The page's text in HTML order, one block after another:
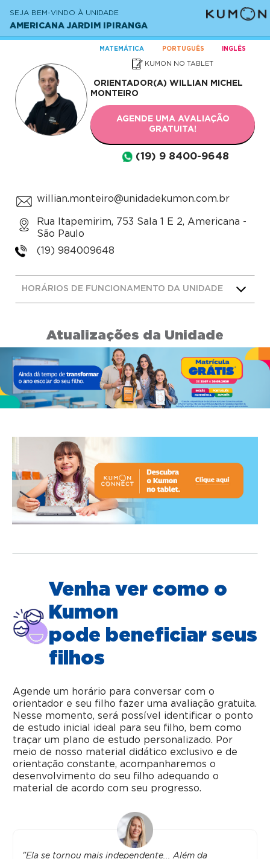
SEJA BEM-VINDO À UNIDADE
AMERICANA JARDIM IPIRANGA
MATEMÁTICA PORTUGUÊS INGLÊS
KUMON NO TABLET
ORIENTADOR(A) WILLIAN MICHEL
MONTEIRO
AGENDE UMA AVALIAÇÃO
GRATUITA!
(19) 9 8400-9648
willian.monteiro@unidadekumon.com.br
Rua Itapemirim, 753 Sala 1 E 2, Americana -
São Paulo
(19) 984009648
HORÁRIOS DE FUNCIONAMENTO DA UNIDADE
Atualizações da Unidade
Venha ver como o
Kumon
pode beneficiar seus
filhos
Agende um horário para conversar com o
orientador e seu filho fazer uma avaliação gratuita.
Nesse momento, será possível identificar o ponto
de estudo inicial ideal para seu filho, bem como
traçar um plano de estudo personalizado. Por
meio de nosso material didático exclusivo e de
orientação constante, acompanharemos o
desenvolvimento do seu filho adequando o
material de acordo com seu progresso.
"Ela se tornou mais independente... Além da